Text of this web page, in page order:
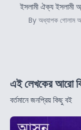
ইসলামী ঐক্য ইসলামী
By অধ্যাপক গোলাম
এই লেখকের আরো
বর্তমানে জনপ্রিয় কিছু বই